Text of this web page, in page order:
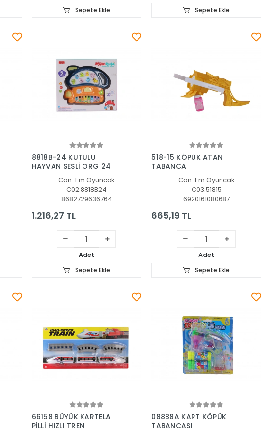
Sepete Ekle Sepete Ekle
Sepete Ekle
8818B-24 KUTULU
HAYVAN SESLİ ORG 24
Can-Em Oyuncak
C02.8818B24
8682729636764
1.216,27 TL
Adet
Sepete Ekle
Sepete Ekle
518-15 KÖPÜK ATAN
TABANCA
Can-Em Oyuncak
C03.51815
6920161080687
665,19 TL
Adet
Sepete Ekle
66158 BÜYÜK KARTELA
PİLLİ HIZLI TREN
08888A KART KÖPÜK
TABANCASI